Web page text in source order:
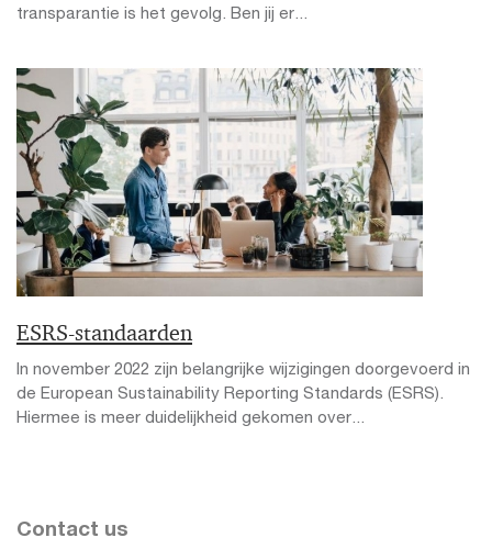
transparantie is het gevolg. Ben jij er...
ESRS-standaarden
In november 2022 zijn belangrijke wijzigingen doorgevoerd in
de European Sustainability Reporting Standards (ESRS).
Hiermee is meer duidelijkheid gekomen over...
Contact us